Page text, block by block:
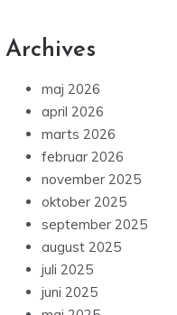
Archives
maj 2026
april 2026
marts 2026
februar 2026
november 2025
oktober 2025
september 2025
august 2025
juli 2025
juni 2025